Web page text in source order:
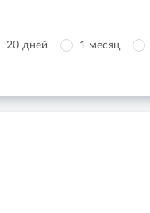
20 дней 1 месяц